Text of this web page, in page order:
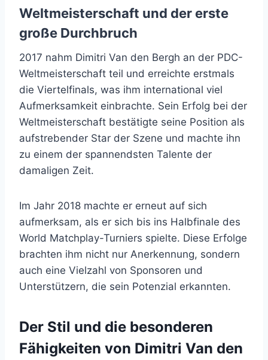
Weltmeisterschaft und der erste
große Durchbruch
2017 nahm Dimitri Van den Bergh an der PDC-
Weltmeisterschaft teil und erreichte erstmals
die Viertelfinals, was ihm international viel
Aufmerksamkeit einbrachte. Sein Erfolg bei der
Weltmeisterschaft bestätigte seine Position als
aufstrebender Star der Szene und machte ihn
zu einem der spannendsten Talente der
damaligen Zeit.
Im Jahr 2018 machte er erneut auf sich
aufmerksam, als er sich bis ins Halbfinale des
World Matchplay-Turniers spielte. Diese Erfolge
brachten ihm nicht nur Anerkennung, sondern
auch eine Vielzahl von Sponsoren und
Unterstützern, die sein Potenzial erkannten.
Der Stil und die besonderen
Fähigkeiten von Dimitri Van den